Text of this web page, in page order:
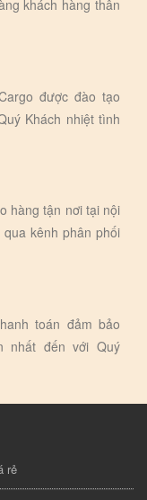
khách hàng thân
được đào tạo
Khách nhiệt tình
hàng tận nơi tại nội
kênh phân phối
toán đảm bảo
nhất đến với Quý
rẻ